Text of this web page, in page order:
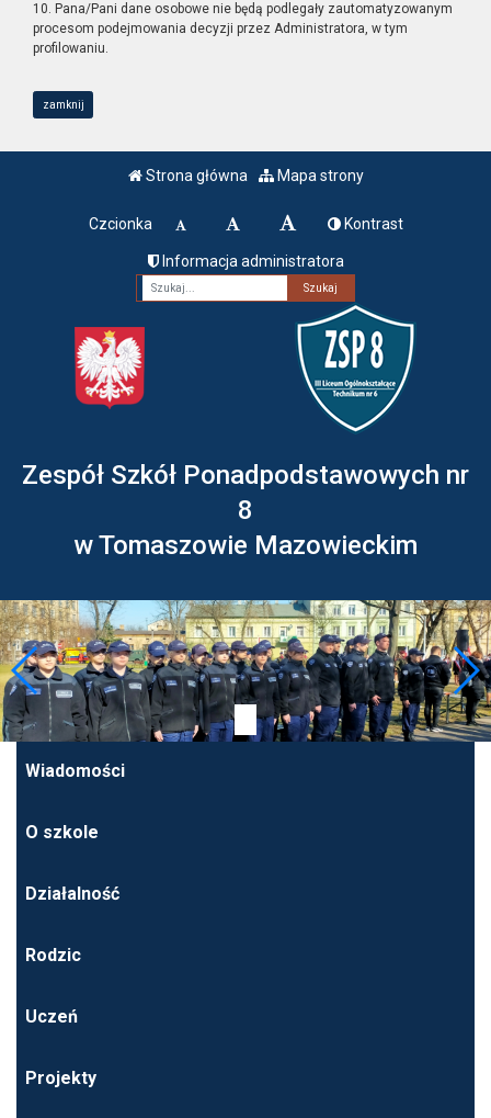
10. Pana/Pani dane osobowe nie będą podlegały zautomatyzowanym
procesom podejmowania decyzji przez Administratora, w tym
profilowaniu.
zamknij
Strona główna Mapa strony
Czcionka Kontrast
Informacja administratora
Fraza
Zespół Szkół Ponadpodstawowych nr
8
w Tomaszowie Mazowieckim
Wiadomości
O szkole
Działalność
Rodzic
Uczeń
Projekty